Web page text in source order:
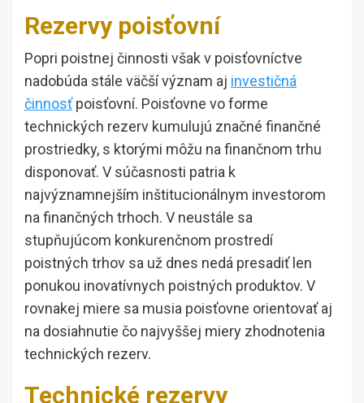
Rezervy poisťovní
Popri poistnej činnosti však v poisťovníctve
nadobúda stále väčší význam aj investičná
činnosťpoisťovní. Poisťovne vo forme
technických rezerv kumulujú značné finančné
prostriedky, s ktorými môžu na finančnom trhu
disponovať. V súčasnosti patria k
najvýznamnejším inštitucionálnym investorom
na finančných trhoch. V neustále sa
stupňujúcom konkurenčnom prostredí
poistných trhov sa už dnes nedá presadiť len
ponukou inovatívnych poistných produktov. V
rovnakej miere sa musia poisťovne orientovať aj
na dosiahnutie čo najvyššej miery zhodnotenia
technických rezerv.
Technické rezervy